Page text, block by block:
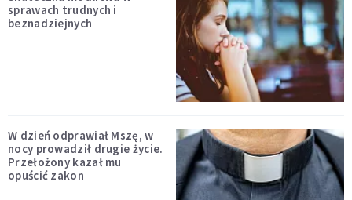
sprawach trudnych i
beznadziejnych
W dzień odprawiał Mszę, w
nocy prowadził drugie życie.
Przełożony kazał mu
opuścić zakon